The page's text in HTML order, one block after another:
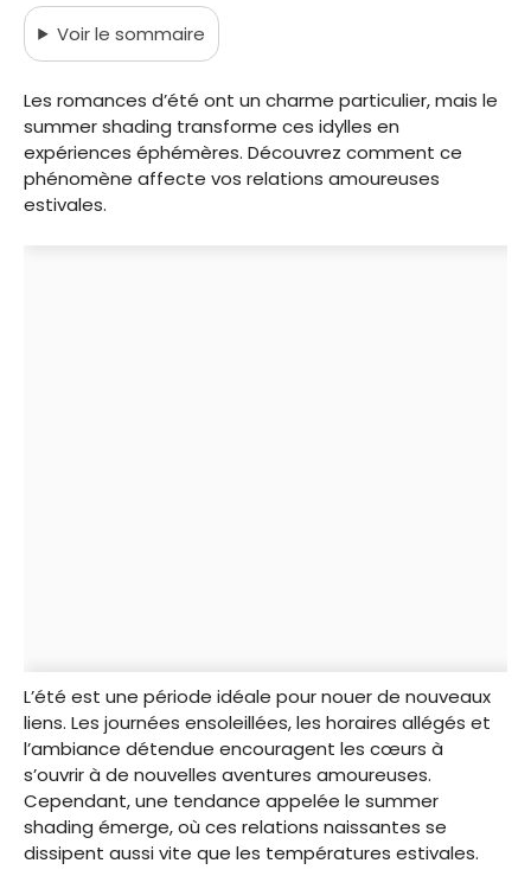
Voirle sommaire
Les romances d’été ont un charme particulier, mais le
summer shading transforme ces idylles en
expériences éphémères. Découvrez comment ce
phénomène affecte vos relations amoureuses
estivales.
L’été est une période idéale pour nouer de nouveaux
liens. Les journées ensoleillées, les horaires allégés et
l’ambiance détendue encouragent les cœurs à
s’ouvrir à de nouvelles aventures amoureuses.
Cependant, une tendance appelée le summer
shading émerge, où ces relations naissantes se
dissipent aussi vite que les températures estivales.